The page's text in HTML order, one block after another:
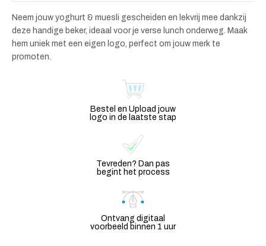
Neem jouw yoghurt & muesli gescheiden en lekvrij mee dankzij
deze handige beker, ideaal voor je verse lunch onderweg. Maak
hem uniek met een eigen logo, perfect om jouw merk te
promoten.
Bestel en Upload jouw
logo in de laatste stap
Tevreden? Dan pas
begint het process
Ontvang digitaal
voorbeeld binnen 1 uur